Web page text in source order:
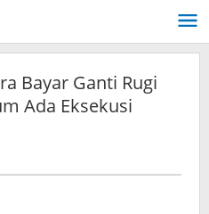
Bayar Ganti Rugi
Ada Eksekusi